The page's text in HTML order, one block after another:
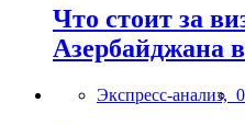
Что стоит за
Азербайджана
Экспресс-анализ,